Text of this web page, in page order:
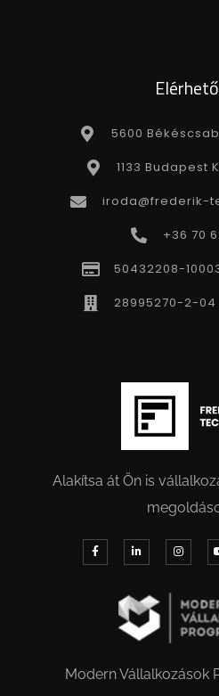
5600
1133 Budapest
iroda@frederik-
+36 70
50432208-
28995270-2-04
Alakítsa át Ön is
Modern Vállalkozások